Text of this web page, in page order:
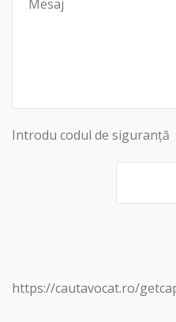
Introdu codul de siguranță
https://cautavocat.ro/